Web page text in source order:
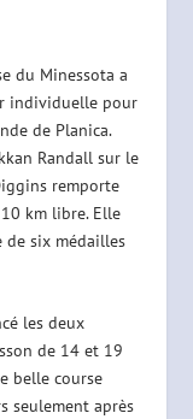
du Minessota a
individuelle pour
de Planica.
Randall sur le
remporte
km libre. Elle
de six médailles
les deux
de 14 et 19
belle course
seulement après